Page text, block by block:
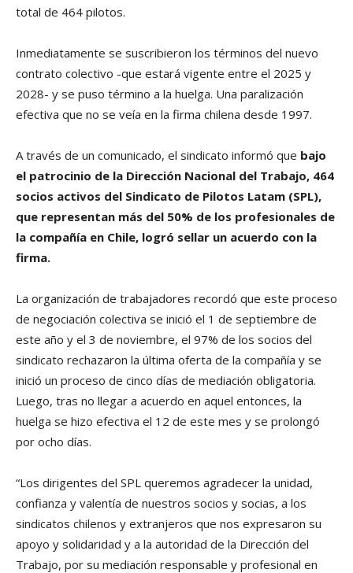
total de 464 pilotos.
Inmediatamente se suscribieron los términos del nuevo
contrato colectivo -que estará vigente entre el 2025 y
2028- y se puso término a la huelga. Una paralización
efectiva que no se veía en la firma chilena desde 1997.
A través de un comunicado, el sindicato informó que bajo
el patrocinio de la Dirección Nacional del Trabajo, 464
socios activos del Sindicato de Pilotos Latam (SPL),
que representan más del 50% de los profesionales de
la compañía en Chile, logró sellar un acuerdo con la
firma.
La organización de trabajadores recordó que este proceso
de negociación colectiva se inició el 1 de septiembre de
este año y el 3 de noviembre, el 97% de los socios del
sindicato rechazaron la última oferta de la compañía y se
inició un proceso de cinco días de mediación obligatoria.
Luego, tras no llegar a acuerdo en aquel entonces, la
huelga se hizo efectiva el 12 de este mes y se prolongó
por ocho días.
“Los dirigentes del SPL queremos agradecer la unidad,
confianza y valentía de nuestros socios y socias, a los
sindicatos chilenos y extranjeros que nos expresaron su
apoyo y solidaridad y a la autoridad de la Dirección del
Trabajo, por su mediación responsable y profesional en